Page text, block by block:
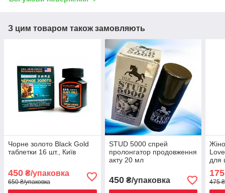
З цим товаром також замовляють
Чорне золото Black Gold
таблетки 16 шт., Київ
450 ₴/упаковка
650 ₴/упаковка
STUD 5000 спрей
пролонгатор продовження
акту 20 мл
450₴/упаковка
для
175
475